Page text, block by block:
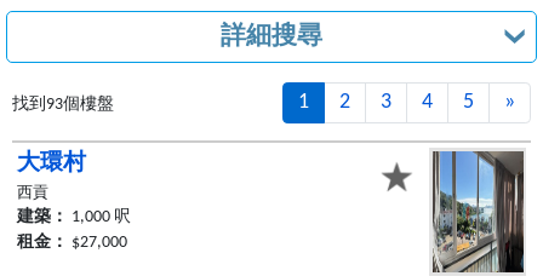
詳細搜尋
找到93個樓盤 1 2 3 4 5 »
大環村
西貢
建築： 1,000 呎
租金： $27,000